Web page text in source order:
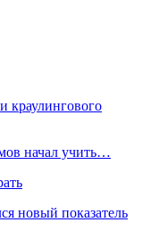
краулингового
начал учить…
новый показатель